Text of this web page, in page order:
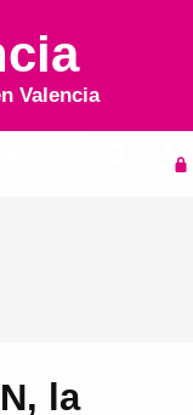
Valencia
la